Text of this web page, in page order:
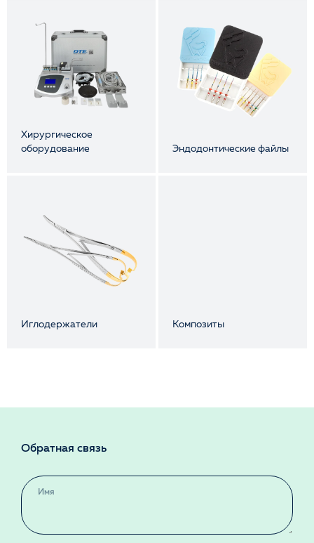
Хирургическое
оборудование
Эндодонтические файлы
Иглодержатели Композиты
Обратная связь